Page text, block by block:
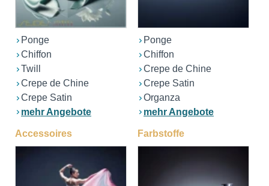
Ponge
Chiffon
Twill
Crepe de Chine
Crepe Satin
mehr Angebote
Ponge
Chiffon
Crepe de Chine
Crepe Satin
Organza
mehr Angebote
Accessoires Farbstoffe